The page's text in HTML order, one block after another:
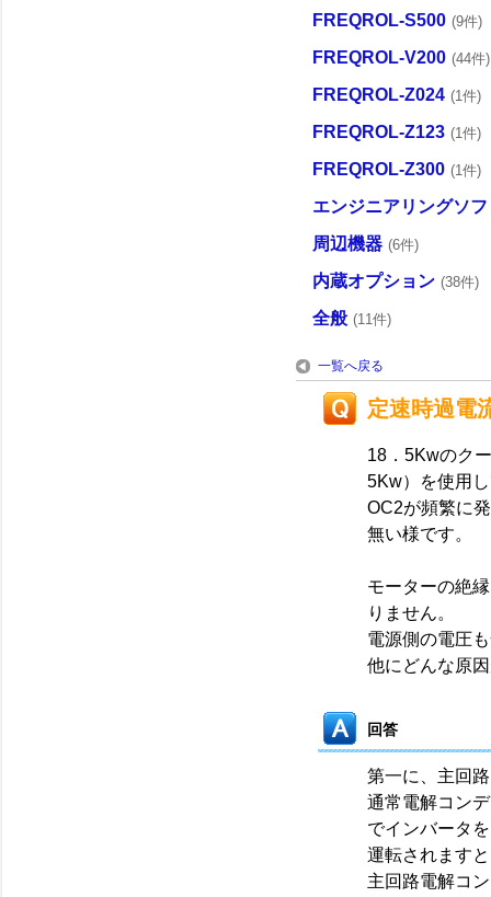
FREQROL-S500 (9件)
FREQROL-V200 (44件)
FREQROL-Z024 (1件)
FREQROL-Z123 (1件)
FREQROL-Z300 (1件)
エンジニアリングソ
周辺機器 (6件)
内蔵オプション (38件)
全般 (11件)
一覧へ戻る
定速時過電
18．5Kwのク
5Kw）を使用
OC2が頻繁に
無い様です。
モーターの絶
りません。
電源側の電圧
他にどんな原
回答
第一に、主回
通常電解コン
でインバータを
運転されます
主回路電解コ